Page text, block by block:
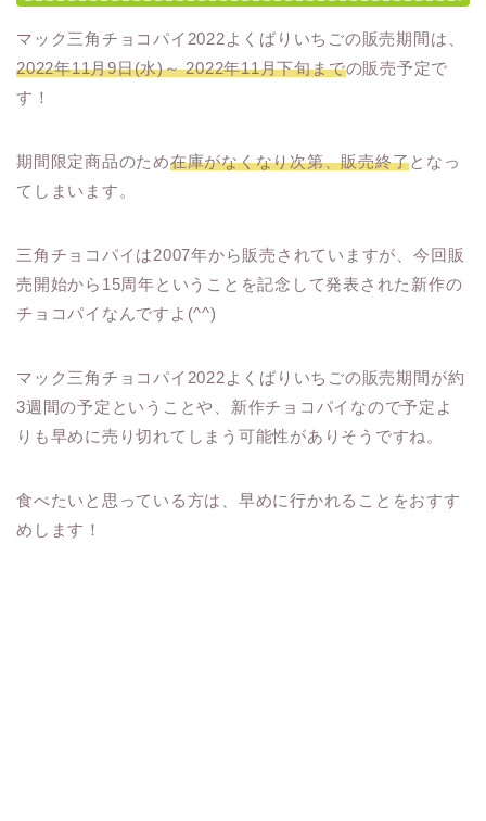
マック三角チョコパイ2022よくばりいちごの販売期間は、
2022年11月9日(水)～ 2022年11月下旬までの販売予定で
す！
期間限定商品のため在庫がなくなり次第、販売終了となっ
てしまいます。
三角チョコパイは2007年から販売されていますが、今回販
売開始から15周年ということを記念して発表された新作の
チョコパイなんですよ(^^)
マック三角チョコパイ2022よくばりいちごの販売期間が約
3週間の予定ということや、新作チョコパイなので予定よ
りも早めに売り切れてしまう可能性がありそうですね。
食べたいと思っている方は、早めに行かれることをおすす
めします！